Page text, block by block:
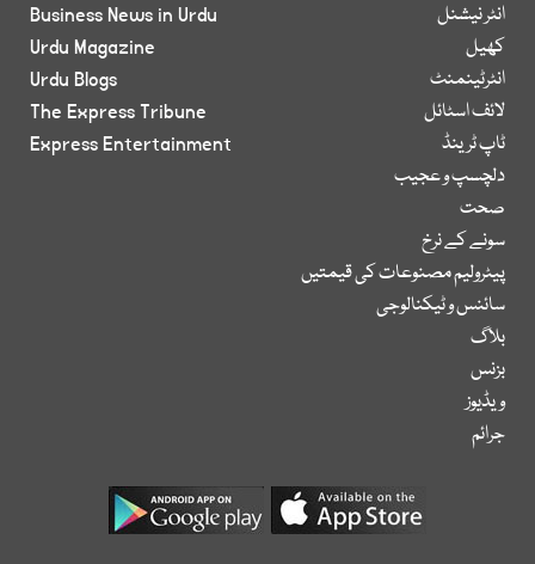
انٹر نیشنل
کھیل
انٹرٹینمنٹ
لائف اسٹائل
ٹاپ ٹرینڈ
دلچسپ و عجیب
صحت
سونے کے نرخ
پیٹرولیم مصنوعات کی قیمتیں
سائنس و ٹیکنالوجی
بلاگ
بزنس
ویڈیوز
جرائم
Business News in Urdu
Urdu Magazine
Urdu Blogs
The Express Tribune
Express Entertainment